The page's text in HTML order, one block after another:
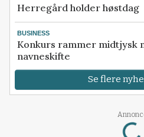
Herregård holder høstdag
BUSINESS
Konkurs rammer midtjysk
navneskifte
Se flere